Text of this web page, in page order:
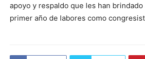
apoyo y respaldo que les han
primer año de labores como